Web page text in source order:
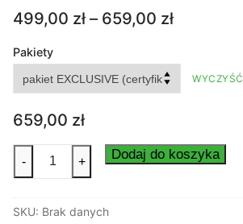
499,00 zł – 659,00 złZakres
499,00 zł
do
659,00 zł
Pakiety
WYCZYŚĆ
659,00 zł
Kurs
Instruktora
- + Dodaj do koszyka
SKU: Brak danych